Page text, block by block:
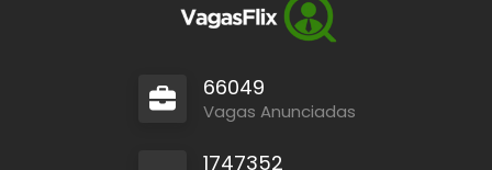
66049
Vagas Anunciadas
1747352